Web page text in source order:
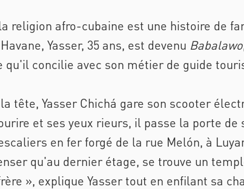
religion afro-cubaine est une histoire de
Yasser, 35 ans, est devenu Babalawo
qu'il concilie avec son métier de guide
tête, Yasser Chichá gare son scooter
et ses yeux rieurs, il passe la porte
en fer forgé de la rue Melón, à
qu'au dernier étage, se trouve un
», explique Yasser tout en enfilant sa